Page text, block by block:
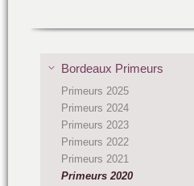
Bordeaux Primeurs
Primeurs 2025
Primeurs 2024
Primeurs 2023
Primeurs 2022
Primeurs 2021
Primeurs 2020